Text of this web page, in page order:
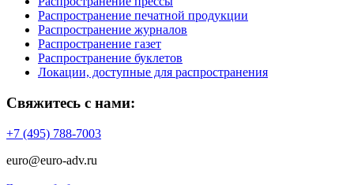
Распространение печатной продукции
Распространение журналов
Распространение газет
Распространение буклетов
Локации, доступные для распространения
Свяжитесь с нами:
+7 (495) 788-7003
euro@euro-adv.ru